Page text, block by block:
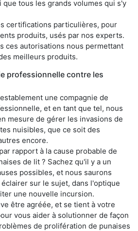
que tous les grands volumes qui s'y
certifications particulières, pour
produits, usés par nos experts.
ces autorisations nous permettant
meilleurs produits.
professionnelle contre les
une compagnie de
et en tant que tel, nous
mesure de gérer les invasions de
nuisibles, que ce soit des
encore.
rapport à la cause probable de
de lit ? Sachez qu'il y a un
possibles, et nous saurons
sur le sujet, dans l'optique
une nouvelle incursion.
être agréée, et se tient à votre
vous aider à solutionner de façon
de prolifération de punaises